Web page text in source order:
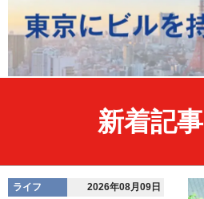
新着記事
ライフ 2026年08月09日